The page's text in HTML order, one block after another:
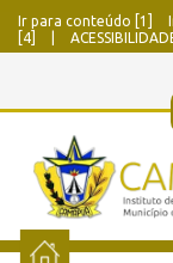
Ir para conteúdo [1]
[4]